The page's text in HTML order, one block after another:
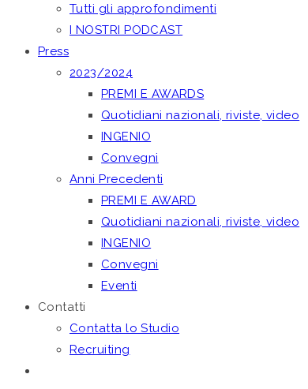
Tutti gli approfondimenti
I NOSTRI PODCAST
Press
2023/2024
PREMI E AWARDS
Quotidiani nazionali, riviste, video
INGENIO
Convegni
Anni Precedenti
PREMI E AWARD
Quotidiani nazionali, riviste, video
INGENIO
Convegni
Eventi
Contatti
Contatta lo Studio
Recruiting